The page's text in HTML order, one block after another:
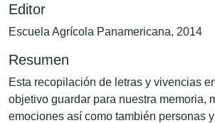
Editor
Escuela Agrícola Panamericana, 2014
Resumen
Esta recopilación de letras y vivencias
objetivo guardar para nuestra memoria,
emociones así como también personas